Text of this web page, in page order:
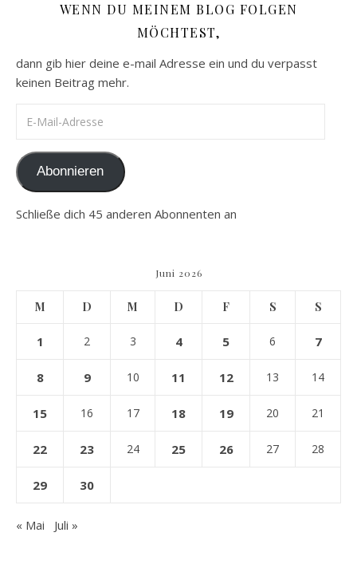
WENN DU MEINEM BLOG FOLGEN
MÖCHTEST,
dann gib hier deine e-mail Adresse ein und du verpasst
keinen Beitrag mehr.
Abonnieren
Schließe dich 45 anderen Abonnenten an
Juni 2026
M D M D F S S
1 2 3 4 5 6 7
8 9 10 11 12 13 14
15 16 17 18 19 20 21
22 23 24 25 26 27 28
29 30
« Mai Juli »